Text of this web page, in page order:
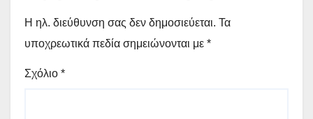
Η ηλ. διεύθυνση σας δεν δημοσιεύεται. Τα
υποχρεωτικά πεδία σημειώνονται με *
Σχόλιο *